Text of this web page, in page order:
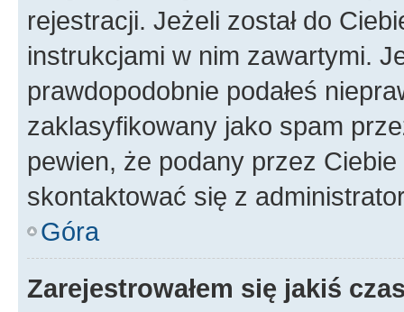
rejestracji. Jeżeli został do
instrukcjami w nim zawartymi.
prawdopodobnie podałeś
zaklasyfikowany jako spam
pewien, że podany przez
skontaktować się z
Góra
Zarejestrowałem się jakiś